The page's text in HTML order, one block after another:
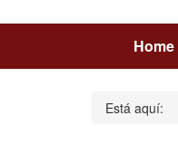
Home
Está aquí: